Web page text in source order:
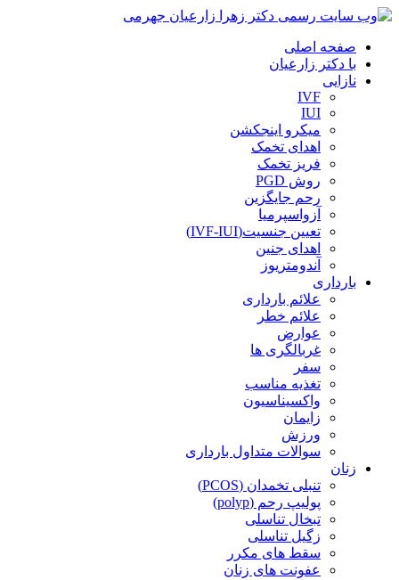
صفحه اصلی
با دکتر زارعیان
نازایی
IVF
IUI
میکرو اینجکشن
اهدای تخمک
فریز تخمک
روش PGD
رحم جایگزین
آزواسپرمیا
تعیین جنسیت(IVF-IUI)
اهدای جنین
آندومتریوز
بارداری
علائم بارداری
علائم خطر
عوارض
غربالگری ها
سفر
تغذیه مناسب
واکسیناسیون
زایمان
ورزش
سوالات متداول بارداری
زنان
تنبلی تخمدان (PCOS)
پولیپ رحم (polyp)
تبخال تناسلی
زگیل تناسلی
سقط های مکرر
عفونت های زنان